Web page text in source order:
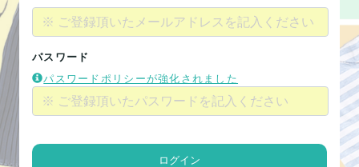
パスワード
パスワードポリシーが強化されました
ログイン